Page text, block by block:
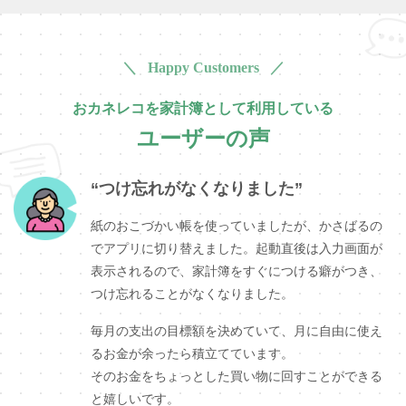
＼ Happy Customers ／
おカネレコを家計簿として利用している
ユーザーの声
“つけ忘れがなくなりました”
紙のおこづかい帳を使っていましたが、かさばるの
でアプリに切り替えました。起動直後は入力画面が
表示されるので、家計簿をすぐにつける癖がつき、
つけ忘れることがなくなりました。
毎月の支出の目標額を決めていて、月に自由に使え
るお金が余ったら積立てています。
そのお金をちょっとした買い物に回すことができる
と嬉しいです。